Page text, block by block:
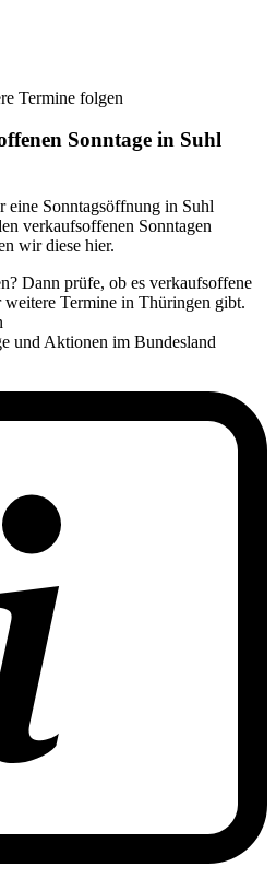
Termine folgen
Sonntage in Suhl
eine Sonntagsöffnung in Suhl
verkaufsoffenen Sonntagen
wir diese hier.
Dann prüfe, ob es verkaufsoffene
weitere Termine in Thüringen gibt.
und Aktionen im Bundesland